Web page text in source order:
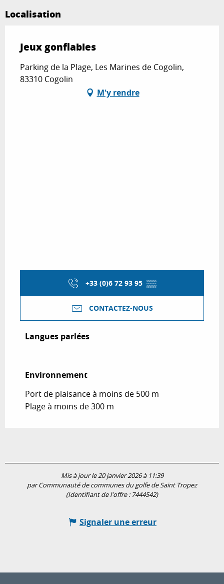
Localisation
Jeux gonflables
Parking de la Plage, Les Marines de Cogolin,
83310 Cogolin
M'y rendre
+33 (0)6 72 93 95 ▒▒
CONTACTEZ-NOUS
Langues parlées
Langues parlées
Environnement
Environnement
Port de plaisance à moins de 500 m
Plage à moins de 300 m
Mis à jour le 20 janvier 2026 à 11:39
par Communauté de communes du golfe de Saint Tropez
(Identifiant de l'offre : 7444542)
Signaler une erreur